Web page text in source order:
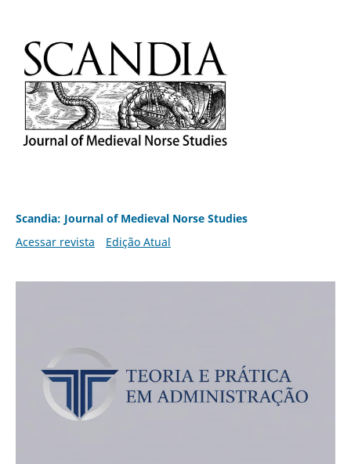
Scandia: Journal of Medieval Norse Studies
Acessar revista
Edição Atual